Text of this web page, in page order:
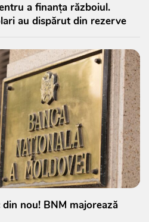
a finanța războiul.
au dispărut din rezerve
nou! BNM majorează